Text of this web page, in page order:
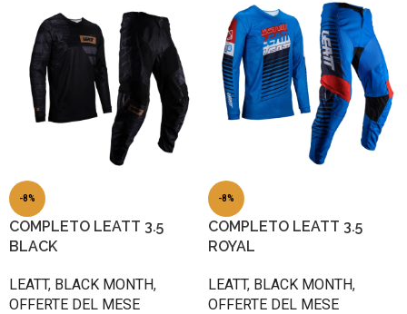
-8%
COMPLETO LEATT 3.5
BLACK
LEATT, BLACK MONTH,
OFFERTE DEL MESE
-8%
COMPLETO LEATT 3.5
ROYAL
LEATT, BLACK MONTH,
OFFERTE DEL MESE